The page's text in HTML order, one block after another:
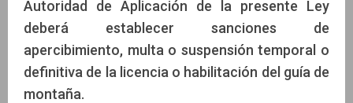
Autoridad de Aplicación de la presente Ley
deberá establecer sanciones de
apercibimiento, multa o suspensión temporal o
definitiva de la licencia o habilitación del guía de
montaña.